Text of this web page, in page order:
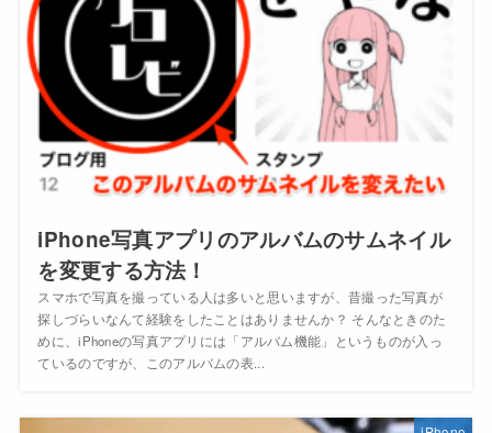
iPhone写真アプリのアルバムのサムネイル
を変更する方法！
スマホで写真を撮っている人は多いと思いますが、昔撮った写真が
探しづらいなんて経験をしたことはありませんか？ そんなときのた
めに、iPhoneの写真アプリには「アルバム機能」というものが入っ
ているのですが、このアルバムの表...